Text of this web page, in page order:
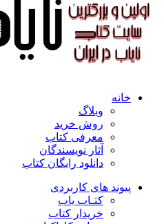
خانه
وبلاگ
روش خرید
معرفی کتاب
آثار نویسندگان
دانلود رایگان کتاب
پیوند های کاربردی
کتـاب یاب
خریدار کتاب